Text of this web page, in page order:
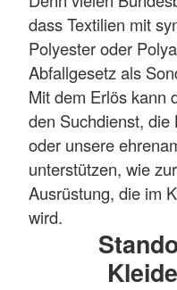
dass Textilien mit
Polyester oder
Abfallgesetz als
Mit dem Erlös kann
den Suchdienst,
oder unsere
unterstützen, wie
Ausrüstung, die im
wird.